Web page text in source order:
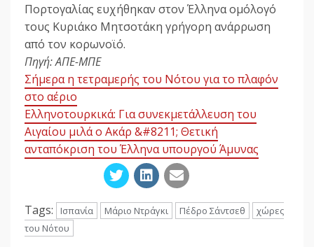
Πορτογαλίας ευχήθηκαν στον Έλληνα ομόλογό
τους Κυριάκο Μητσοτάκη γρήγορη ανάρρωση
από τον κορωνοϊό.
Πηγή: ΑΠΕ-ΜΠΕ
Σήμερα η τετραμερής του Νότου για το πλαφόν
στο αέριο
Ελληνοτουρκικά: Για συνεκμετάλλευση του
Αιγαίου μιλά ο Ακάρ &#8211; Θετική
ανταπόκριση του Έλληνα υπουργού Άμυνας
Tags: Ισπανία Μάριο Ντράγκι Πέδρο Σάντσεθ
χώρες
του Νότου